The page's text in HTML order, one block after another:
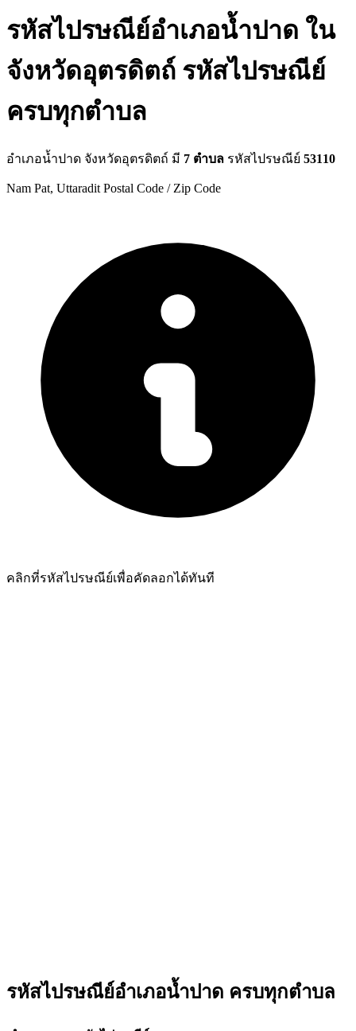
รหัสไปรษณีย์อำเภอน้ำปาด ใน
จังหวัดอุตรดิตถ์ รหัสไปรษณีย์
ครบทุกตำบล
อำเภอน้ำปาด จังหวัดอุตรดิตถ์ มี 7 ตำบล รหัสไปรษณีย์ 53110
Nam Pat, Uttaradit Postal Code / Zip Code
คลิกที่รหัสไปรษณีย์เพื่อคัดลอกได้ทันที
รหัสไปรษณีย์อำเภอน้ำปาด ครบทุกตำบล